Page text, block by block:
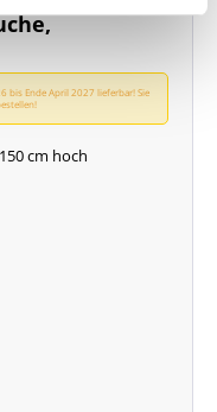
bis Ende April 2027 lieferbar! Sie
cm hoch